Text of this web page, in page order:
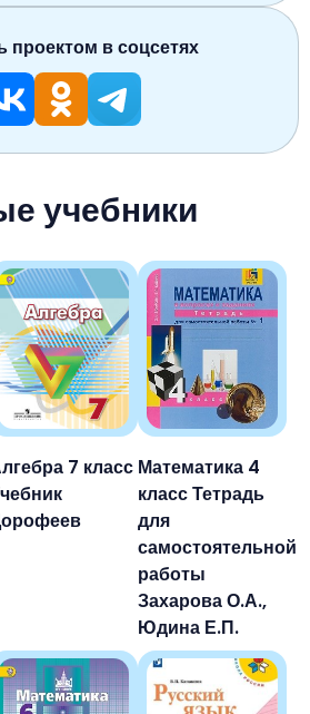
учебники
7 класс Математика 4
класс Тетрадь
для
самостоятельной
работы
Захарова О.А.,
Юдина Е.П.
проектом в соцсетях